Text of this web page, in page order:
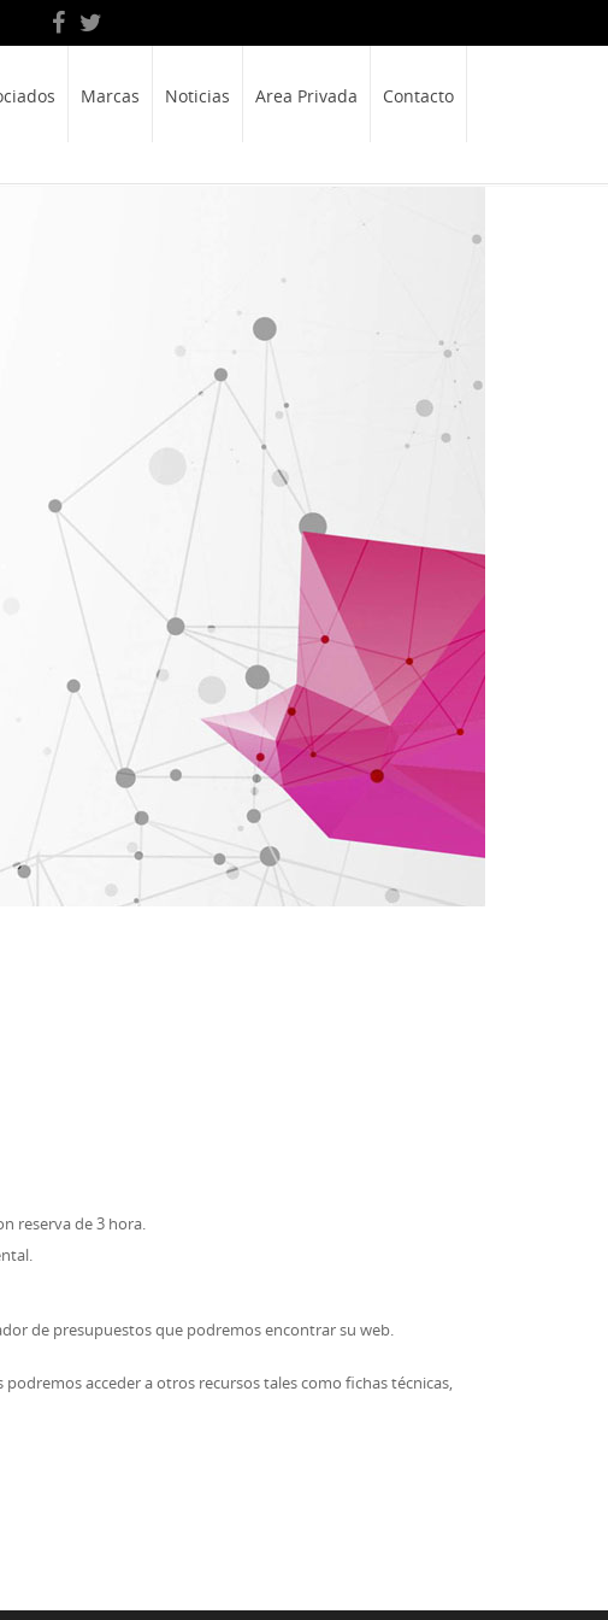
Marcas Noticias Area Privada Contacto
reserva de 3 hora.
de presupuestos que podremos encontrar su web.
acceder a otros recursos tales como fichas técnicas,